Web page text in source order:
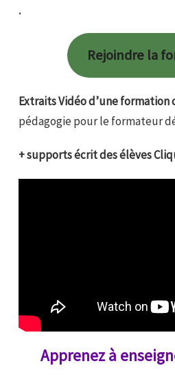
.
Rejoindre la
Extraits Vidéo d’une
pédagogie pour le formateur
+ supports écrit des élèves
Apprenez à